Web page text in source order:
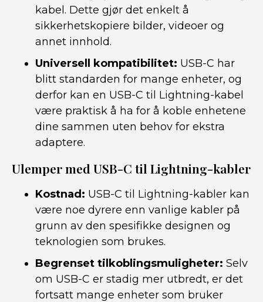
kabel. Dette gjør det enkelt å
sikkerhetskopiere bilder, videoer og
annet innhold.
Universell kompatibilitet: USB-C har
blitt standarden for mange enheter, og
derfor kan en USB-C til Lightning-kabel
være praktisk å ha for å koble enhetene
dine sammen uten behov for ekstra
adaptere.
Ulemper med USB-C til Lightning-kabler
Kostnad: USB-C til Lightning-kabler kan
være noe dyrere enn vanlige kabler på
grunn av den spesifikke designen og
teknologien som brukes.
Begrenset tilkoblingsmuligheter: Selv
om USB-C er stadig mer utbredt, er det
fortsatt mange enheter som bruker